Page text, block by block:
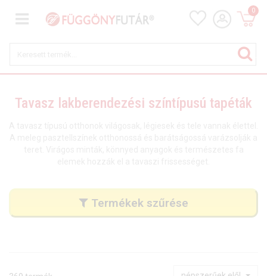
0
Tavasz lakberendezési színtípusú tapéták
Termékek szűrése